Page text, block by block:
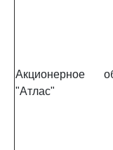
Акционерное
"Атлас"